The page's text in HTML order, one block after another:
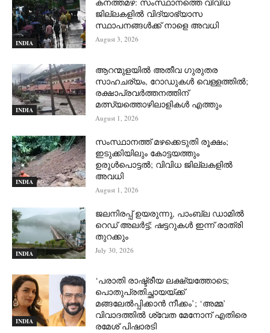
INDIA
ജില്ലകളിൽ വിദ്യാഭ്യാസ
സ്ഥാപനങ്ങൾക്ക് നാളെ അവധി
August 3, 2026
INDIA
ആറന്മുളയില്‍ അതീവ ഗുരുതര
സാഹചര്യം, റോഡുകള്‍ വെള്ളത്തില്‍;
രക്ഷാപ്രവര്‍ത്തനത്തിന്
മത്സ്യത്തൊഴിലാളികള്‍ എത്തും
August 1, 2026
INDIA
സംസ്ഥാനത്ത് മഴക്കെടുതി രൂക്ഷം;
ഇടുക്കിയിലും കോട്ടയത്തും
ഉരുള്‍പൊട്ടല്‍; വിവിധ ജില്ലകളില്‍
അവധി
August 1, 2026
INDIA
ജലനിരപ്പ് ഉയരുന്നു, പാംബ്ല ഡാമിൽ
റെഡ് അലർട്ട്; ഷട്ടറുകൾ ഇന്ന് രാത്രി
തുറക്കും
July 30, 2026
INDIA
‘പരാതി രാഷ്ട്രീയ ലക്ഷ്യത്തോടെ;
പൊതുപ്രതിച്ഛായയ്ക്ക്
മങ്ങലേല്‍പ്പിക്കാന്‍ നീക്കം’; ‘അമ്മ’
വിവാദത്തില്‍ ശ്വേത മേനോന് എതിരെ
രമേശ് പിഷാരടി